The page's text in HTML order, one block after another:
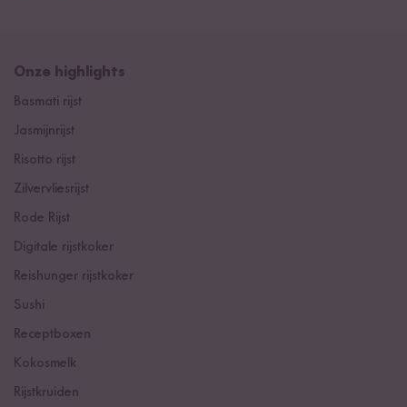
Onze highlights
Basmati rijst
Jasmijnrijst
Risotto rijst
Zilvervliesrijst
Rode Rijst
Digitale rijstkoker
Reishunger rijstkoker
Sushi
Receptboxen
Kokosmelk
Rijstkruiden